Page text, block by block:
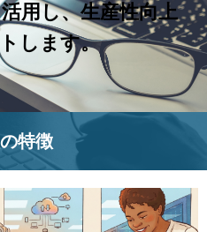
用し、生産性向上
します。
特徴